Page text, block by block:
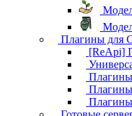
Плагины для
[ReApi]